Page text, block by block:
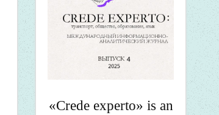
«Crede experto» is an